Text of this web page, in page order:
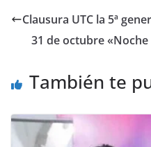
e
b
o
er l s
A
p
Clausura UTC la 5ª
31 de octubre
También te